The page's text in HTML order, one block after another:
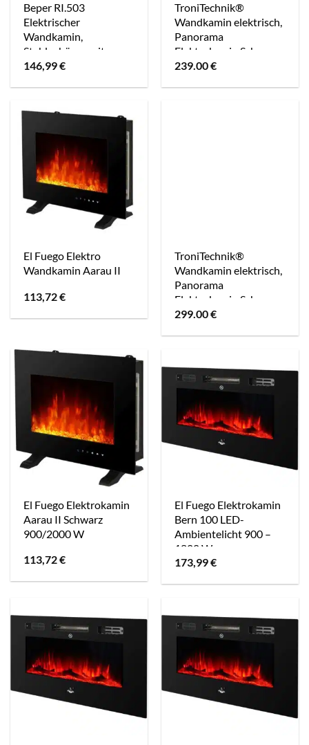
Beper RI.503
Elektrischer
Wandkamin,
Stahlgehäuse mit
gehärteter Glasfront &
146,99€
TroniTechnik®
Wandkamin elektrisch,
Panorama
Elektrokamin Schwarz
mit LED
239.00€
El Fuego Elektro
Wandkamin Aarau II
113,72€
TroniTechnik®
Wandkamin elektrisch,
Panorama
Elektrokamin Schwarz
mit LED
App-Steuerung,
Fernbedienung, Timer,
Kristalle
299.00€
El Fuego Elektrokamin
Aarau II Schwarz
900/2000 W
113,72€
El Fuego Elektrokamin
Bern 100 LED-
Ambientelicht 900 –
1800 W
173,99€